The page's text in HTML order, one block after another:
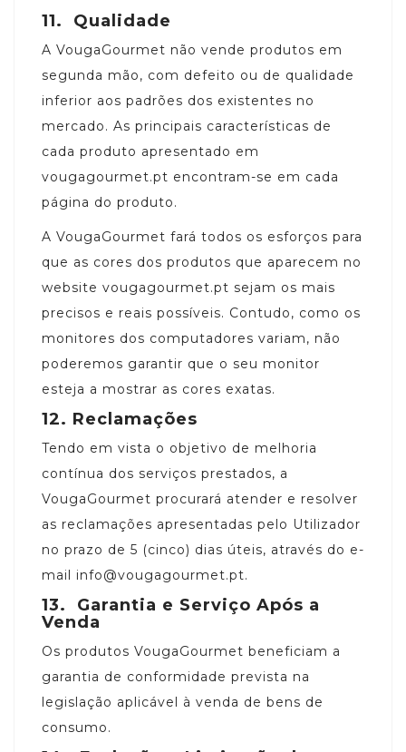
11. Qualidade
A VougaGourmet não vende produtos em
segunda mão, com defeito ou de qualidade
inferior aos padrões dos existentes no
mercado. As principais características de
cada produto apresentado em
vougagourmet.pt encontram-se em cada
página do produto.
A VougaGourmet fará todos os esforços para
que as cores dos produtos que aparecem no
website vougagourmet.pt sejam os mais
precisos e reais possíveis. Contudo, como os
monitores dos computadores variam, não
poderemos garantir que o seu monitor
esteja a mostrar as cores exatas.
12. Reclamações
Tendo em vista o objetivo de melhoria
contínua dos serviços prestados, a
VougaGourmet procurará atender e resolver
as reclamações apresentadas pelo Utilizador
no prazo de 5 (cinco) dias úteis, através do e-
mail info@vougagourmet.pt.
13.
Garantia e Serviço Após a
Venda
Os produtos VougaGourmet beneficiam a
garantia de conformidade prevista na
legislação aplicável à venda de bens de
consumo.